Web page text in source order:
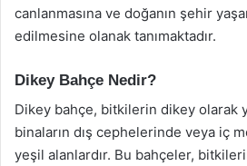
canlanmasına ve doğanın şehir
edilmesine olanak tanımaktadır.
Dikey Bahçe Nedir?
Dikey bahçe, bitkilerin dikey olarak
binaların dış cephelerinde veya iç
yeşil alanlardır. Bu bahçeler,